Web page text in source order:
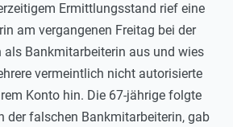
Ermittlungsstand rief eine
am vergangenen Freitag bei der
als Bankmitarbeiterin aus und wies
vermeintlich nicht autorisierte
Konto hin. Die 67-jährige folgte
der falschen Bankmitarbeiterin, gab